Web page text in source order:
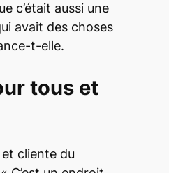
c’était aussi une
avait des choses
t-elle.
tous et
et cliente du